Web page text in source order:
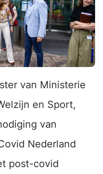
van Ministerie
en Sport,
van
Nederland
post-covid